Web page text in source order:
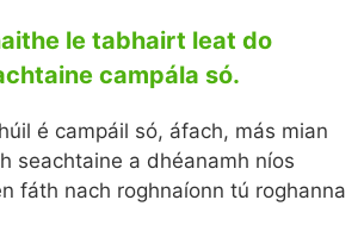
le tabhairt leat do
campála só.
é campáil só, áfach, más mian
seachtaine a dhéanamh níos
fáth nach roghnaíonn tú roghanna